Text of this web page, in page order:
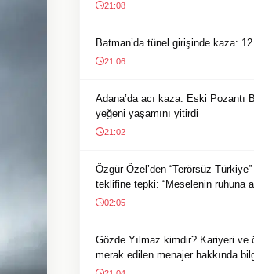
21:08
Batman’da tünel girişinde kaza:
21:06
Adana’da acı kaza: Eski Pozantı
yeğeni yaşamını yitirdi
21:02
Özgür Özel’den “Terörsüz
teklifine tepki: “Meselenin ruhuna
02:05
Gözde Yılmaz kimdir? Kariyeri ve
merak edilen menajer hakkında